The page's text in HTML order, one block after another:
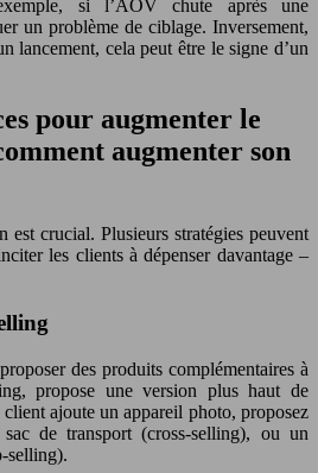
si l’AOV chute après une
un problème de ciblage. Inversement,
lancement, cela peut être le signe d’un
pour augmenter le
augmenter son
est crucial. Plusieurs stratégies peuvent
les clients à dépenser davantage –
des produits complémentaires à
propose une version plus haut de
ajoute un appareil photo, proposez
de transport (cross-selling), ou un
selling).